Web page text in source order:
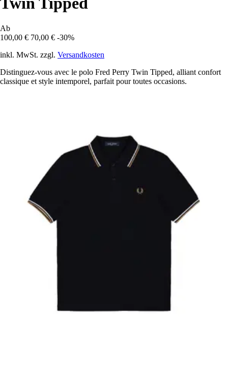
Ab
100,00 € 70,00 € -30%
inkl. MwSt. zzgl. Versandkosten
Distinguez-vous avec le polo Fred Perry Twin Tipped, alliant confort
classique et style intemporel, parfait pour toutes occasions.